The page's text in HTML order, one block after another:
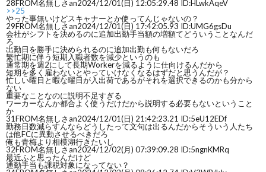
28FROM名無しさan2024/12/01(日) 12:05:29.48 ID:HLwkAqeV
>>25
やった事無いけどスキャナーとか使ってんじゃないの？
29FROM名無しさan2024/12/01(日) 17:42:05.93 ID:UMG6gsDu
会社がシフトを決めるのに追加出勤手当額の増額てどういうことなんだ
ろ
出勤日を勝手に決められるのに追加出勤も何もないだろ
繁忙期に伴う短期入職者数を減少というのも
通常期を週2にして長期Workerを減るように仕向けるんだから
短期を多く雇わないとやっていけなくなるはずだと思うんだが？
忙しい曜日と暇な曜日が入出荷であるがそれを選択できるのかも分から
ない
重要なことなのに説明不足すぎる
ワーカーなんか都合よく使うだけだから説明する必要もないということ
か
31FROM名無しさan2024/12/01(日) 21:42:23.21 ID:5eU12EDf
勤務日数減らすんならどうしたって文句は出るんだからそういう人たち
は他FCに異動させるべきだろ
俺も青梅より相模湖行きたいし
32FROM名無しさan2024/12/02(月) 07:39:09.28 ID:5ngnKMRq
最近ふと思ったんだけど
通勤手当も課税対象になってない？